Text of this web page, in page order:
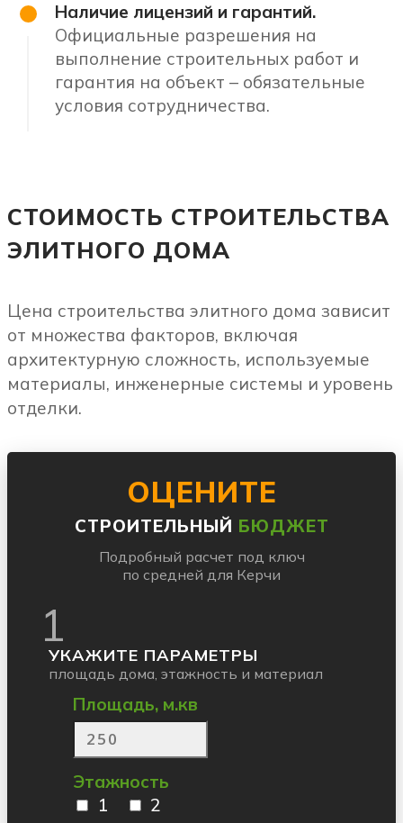
Наличие лицензий и гарантий.
Официальные разрешения на
выполнение строительных работ и
гарантия на объект – обязательные
условия сотрудничества.
СТОИМОСТЬ СТРОИТЕЛЬСТВА
ЭЛИТНОГО ДОМА
Цена строительства элитного дома зависит
от множества факторов, включая
архитектурную сложность, используемые
материалы, инженерные системы и уровень
отделки.
ОЦЕНИТЕ
СТРОИТЕЛЬНЫЙ БЮДЖЕТ
Подробный расчет под ключ
по средней для Керчи
1
УКАЖИТЕ ПАРАМЕТРЫ
площадь дома, этажность и материал
Площадь, м.кв
Этажность
1
2